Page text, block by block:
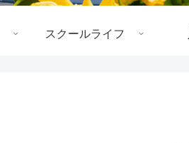
スクールライフ